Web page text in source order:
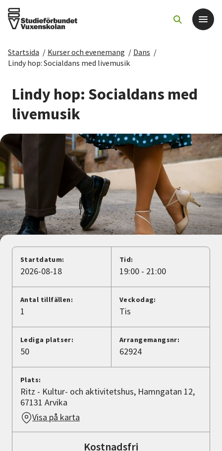
Det här gör vi
För dig som
Sök kurser och evenemang
Om SV
Starta studiecirkel
Cirkelledare
Nyheter
Avdelningar
Lyssna
Startsida / Kurser och evenemang / Dans /
Lindy hop: Socialdans med livemusik
Lindy hop: Socialdans med
livemusik
Startdatum:
2026-08-18
Tid:
19:00 - 21:00
Antal tillfällen:
1
Veckodag:
Tis
Lediga platser:
50
Arrangemangsnr:
62924
Plats:
Ritz - Kultur- och aktivitetshus, Hamngatan 12,
67131 Arvika
Visa på karta
Kostnadsfri